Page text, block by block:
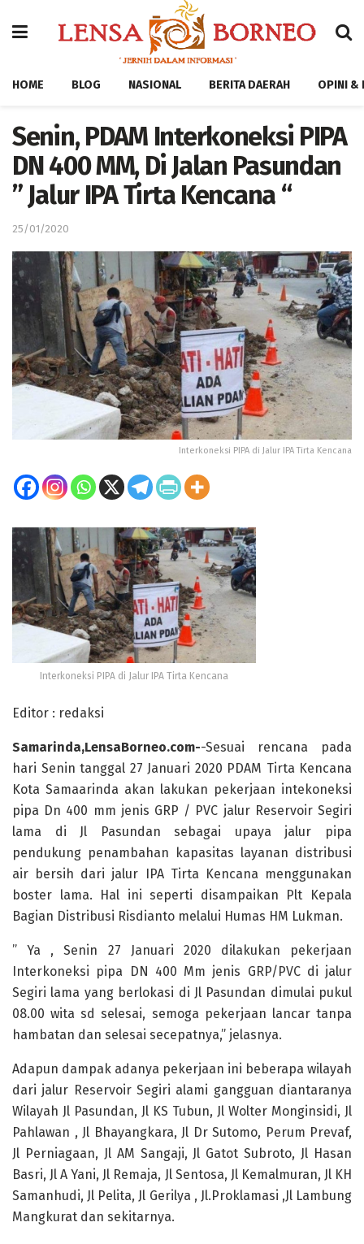
HOME BLOG NASIONAL BERITA DAERAH OPINI &
Senin, PDAM Interkoneksi PIPA
DN 400 MM, Di Jalan Pasundan
” Jalur IPA Tirta Kencana “
25/01/2020
Interkoneksi PIPA di Jalur IPA Tirta Kencana
Interkoneksi PIPA di Jalur IPA Tirta Kencana
Editor : redaksi
Samarinda,LensaBorneo.com--Sesuai rencana pada
hari Senin tanggal 27 Januari 2020 PDAM Tirta Kencana
Kota Samaarinda akan lakukan pekerjaan intekoneksi
pipa Dn 400 mm jenis GRP / PVC jalur Reservoir Segiri
lama di Jl Pasundan sebagai upaya jalur pipa
pendukung penambahan kapasitas layanan distribusi
air bersih dari jalur IPA Tirta Kencana menggunakan
boster lama. Hal ini seperti disampaikan Plt Kepala
Bagian Distribusi Risdianto melalui Humas HM Lukman.
” Ya , Senin 27 Januari 2020 dilakukan pekerjaan
Interkoneksi pipa DN 400 Mm jenis GRP/PVC di jalur
Segiri lama yang berlokasi di Jl Pasundan dimulai pukul
08.00 wita sd selesai, semoga pekerjaan lancar tanpa
hambatan dan selesai secepatnya,” jelasnya.
Adapun dampak adanya pekerjaan ini beberapa wilayah
dari jalur Reservoir Segiri alami gangguan diantaranya
Wilayah Jl Pasundan, Jl KS Tubun, Jl Wolter Monginsidi, Jl
Pahlawan , Jl Bhayangkara, Jl Dr Sutomo, Perum Prevaf,
Jl Perniagaan, Jl AM Sangaji, Jl Gatot Subroto, Jl Hasan
Basri, Jl A Yani, Jl Remaja, Jl Sentosa, Jl Kemalmuran, Jl KH
Samanhudi, Jl Pelita, Jl Gerilya , Jl.Proklamasi ,Jl Lambung
Mangkurat dan sekitarnya.